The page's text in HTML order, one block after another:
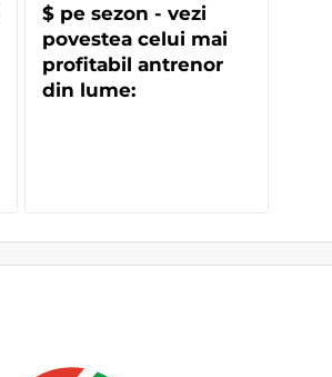
$ pe sezon - vezi
povestea celui mai
profitabil antrenor
din lume: